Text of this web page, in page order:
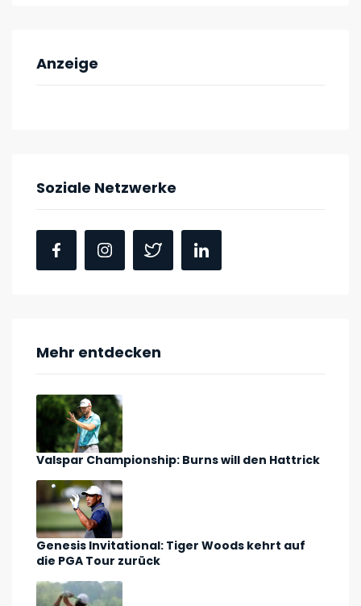
Anzeige
Soziale Netzwerke
Mehr entdecken
Valspar Championship: Burns will den Hattrick
Genesis Invitational: Tiger Woods kehrt auf
die PGA Tour zurück